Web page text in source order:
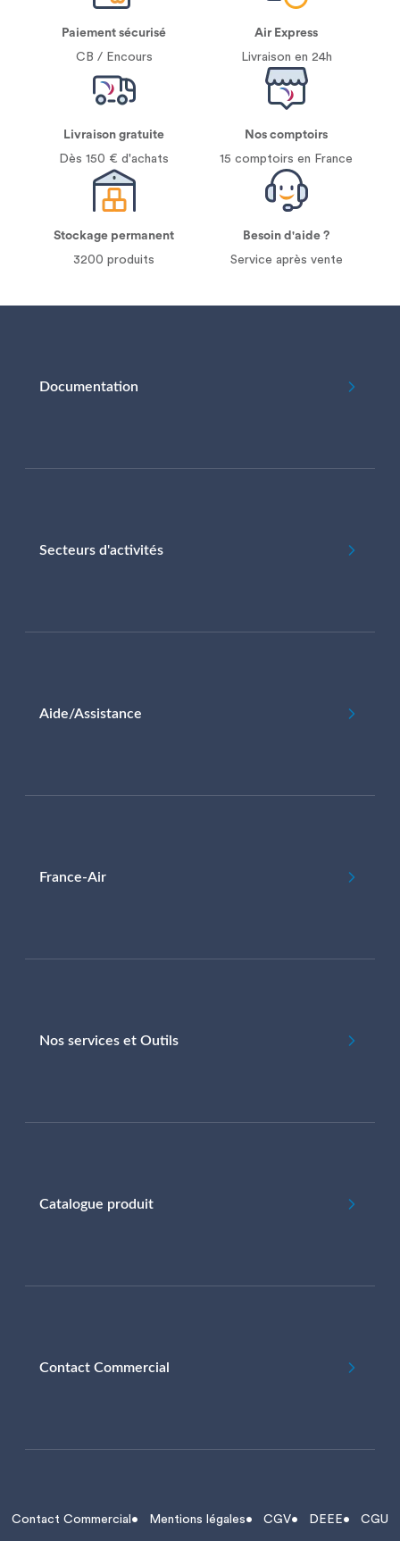
Paiement sécurisé
CB / Encours
Air Express
Livraison en 24h
Livraison gratuite
Dès 150 € d'achats
Nos comptoirs
15 comptoirs en France
Stockage permanent
3200 produits
Besoin d'aide ?
Service après vente
Documentation
Secteurs d'activités
Aide/Assistance
France-Air
Nos services et Outils
Catalogue produit
Contact Commercial
Contact Commercial Mentions légales CGV DEEE CGU